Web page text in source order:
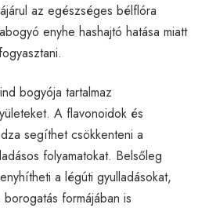
az egészséges bélflóra
enyhe hashajtó hatása miatt
bogyója tartalmaz
A flavonoidok és
segíthet csökkenteni a
folyamatokat. Belsőleg
a légúti gyulladásokat,
formájában is